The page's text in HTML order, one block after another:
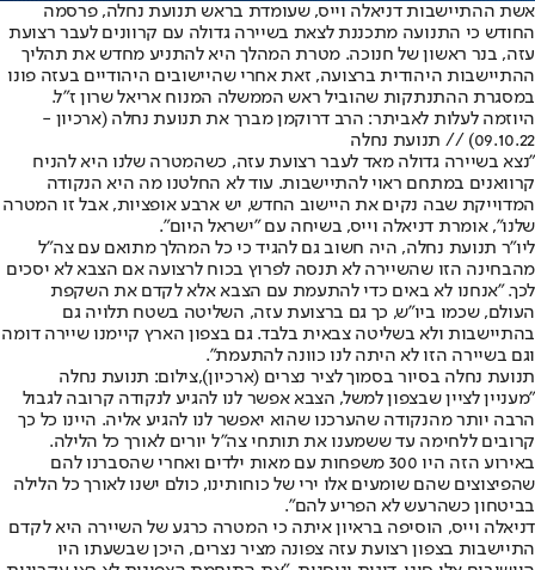
אשת ההתיישבות דניאלה וייס, שעומדת בראש תנועת נחלה, פרסמה
החודש כי התנועה מתכננת לצאת בשיירה גדולה עם קרוונים לעבר רצועת
עזה, בנר ראשון של חנוכה. מטרת המהלך היא להתניע מחדש את תהליך
ההתיישבות היהודית ברצועה, זאת אחרי שהיישובים היהודיים בעזה פונו
במסגרת ההתנתקות שהוביל ראש הממשלה המנוח אריאל שרון ז"ל.
היוזמה לעלות לאביתר: הרב דרוקמן מברך את תנועת נחלה (ארכיון -
09.10.22) // תנועת נחלה
"נצא בשיירה גדולה מאד לעבר רצועת עזה, כשהמטרה שלנו היא להניח
קרוואנים במתחם ראוי להתיישבות. עוד לא החלטנו מה היא הנקודה
המדוייקת שבה נקים את היישוב החדש, יש ארבע אופציות, אבל זו המטרה
שלנו", אומרת דניאלה וייס, בשיחה עם "ישראל היום".
ליו"ר תנועת נחלה, היה חשוב גם להגיד כי כל המהלך מתואם עם צה"ל
מהבחינה הזו שהשיירה לא תנסה לפרוץ בכוח לרצועה אם הצבא לא יסכים
לכך. "אנחנו לא באים כדי להתעמת עם הצבא אלא לקדם את השקפת
העולם, שכמו ביו"ש, כך גם ברצועת עזה, השליטה בשטח תלויה גם
בהתיישבות ולא בשליטה צבאית בלבד. גם בצפון הארץ קיימנו שיירה דומה
וגם בשיירה הזו לא היתה לנו כוונה להתעמת".
תנועת נחלה בסיור בסמוך לציר נצרים (ארכיון),צילום: תנועת נחלה
"מעניין לציין שבצפון למשל, הצבא אפשר לנו להגיע לנקודה קרובה לגבול
הרבה יותר מהנקודה שהערכנו שהוא יאפשר לנו להגיע אליה. היינו כל כך
קרובים ללחימה עד ששמענו את תותחי צה"ל יורים לאורך כל הלילה.
באירוע הזה היו 300 משפחות עם מאות ילדים ואחרי שהסברנו להם
שהפיצוצים שהם שומעים אלו ירי של כוחותינו, כולם ישנו לאורך כל הלילה
בביטחון כשהרעש לא הפריע להם".
דניאלה וייס, הוסיפה בראיון איתה כי המטרה כרגע של השיירה היא לקדם
התיישבות בצפון רצועת עזה צפונה מציר נצרים, היכן שבשעתו היו